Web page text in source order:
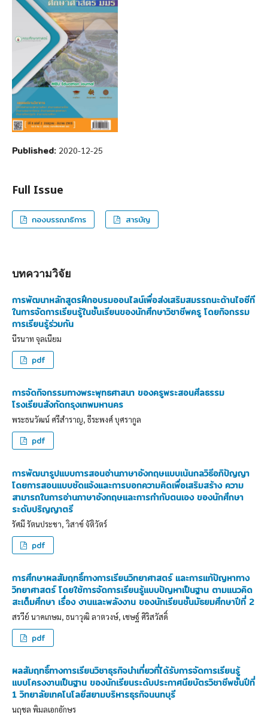
Published: 2020-12-25
Full Issue
กองบรรณาธิการ สารบัญ
บทความวิจัย
การพัฒนาหลักสูตรฝึกอบรมออนไลน์เพื่อส่งเสริมสมรรถนะด้านไอซีที
ในการจัดการเรียนรู้ในชั้นเรียนของนักศึกษาวิชาชีพครู โดยกิจกรรม
การเรียนรู้ร่วมกัน
นีรนาท จุลเนียม
pdf
การจัดกิจกรรมทางพระพุทธศาสนา ของครูพระสอนศีลธรรม
โรงเรียนสังกัดกรุงเทพมหานคร
พระธนวัฒน์ ศรีสำราญ, ธีระพงศ์ บุศรากูล
pdf
การพัฒนารูปแบบการสอนอ่านภาษาอังกฤษแบบเน้นกลวิธีอภิปัญญา
โดยการสอนแบบชัดแจ้งและการบอกความคิดเพื่อเสริมสร้าง ความ
สามารถในการอ่านภาษาอังกฤษและการกำกับตนเอง ของนักศึกษา
ระดับปริญญาตรี
รัศมี รัตนประชา, วิสาข์ จัติวัตร์
pdf
การศึกษาผลสัมฤทธิ์ทางการเรียนวิทยาศาสตร์ และการแก้ปัญหาทาง
วิทยาศาสตร์ โดยใช้การจัดการเรียนรู้แบบปัญหาเป็นฐาน ตามแนวคิด
สะเต็มศึกษา เรื่อง งานและพลังงาน ของนักเรียนชั้นมัธยมศึกษาปีที่ 2
สรวีย์ นาคเกษม, ธนาวุฒิ ลาตวงษ์, เชษฐ์ ศิริสวัสดิ์
pdf
ผลสัมฤทธิ์ทางการเรียนวิชาธุรกิจนำเที่ยวที่ได้รับการจัดการเรียนรู้
แบบโครงงานเป็นฐาน ของนักเรียนระดับประกาศนียบัตรวิชาชีพชั้นปีที่
1 วิทยาลัยเทคโนโลยีสยามบริหารธุรกิจนนทบุรี
นฤชล พิมลเอกอักษร